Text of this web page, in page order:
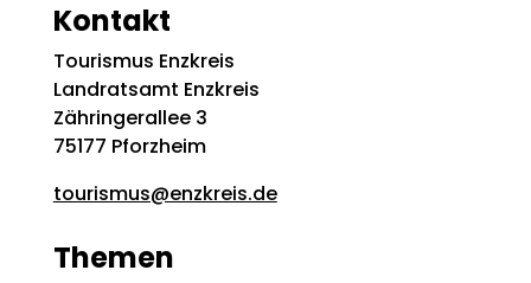
Kontakt
Tourismus Enzkreis
Landratsamt Enzkreis
Zähringerallee 3
75177 Pforzheim
tourismus@enzkreis.de
Themen